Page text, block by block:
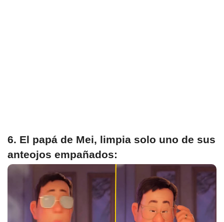
6. El papá de Mei, limpia solo uno de sus
anteojos empañados: